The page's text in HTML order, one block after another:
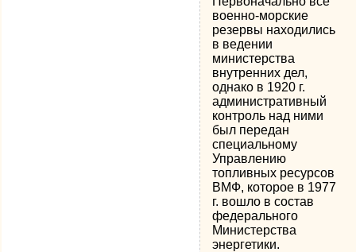
военно-морские
резервы находились
в ведении
министерства
внутренних дел,
однако в 1920 г.
административный
контроль над ними
был передан
специальному
Управлению
топливных ресурсов
ВМФ, которое в 1977
г. вошло в состав
федерального
Министерства
энергетики.